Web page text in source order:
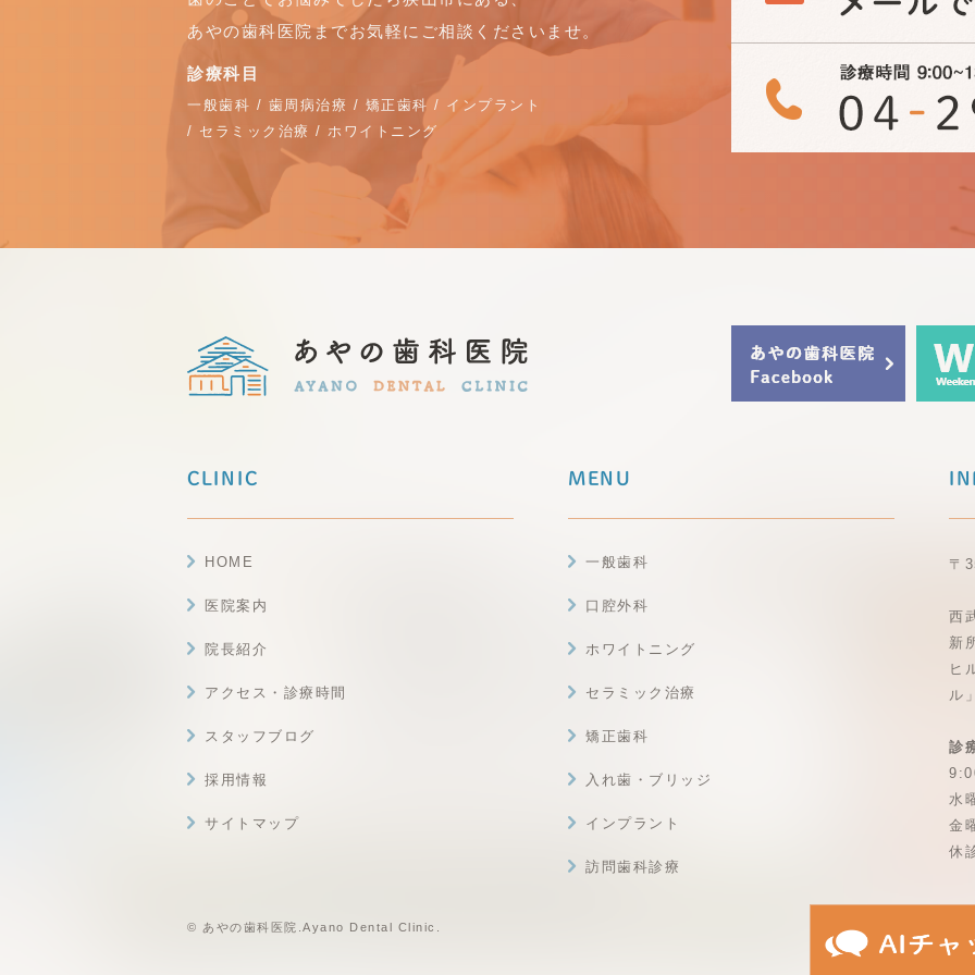
あやの歯科医院までお気軽にご相談くださいませ。
診療科目
一般歯科 / 歯周病治療 / 矯正歯科 / インプラント
/ セラミック治療 / ホワイトニング
CLINIC
HOME
医院案内
院長紹介
アクセス・診療時間
スタッフブログ
採用情報
サイトマップ
MENU
一般歯科
口腔外科
ホワイトニング
セラミック治療
矯正歯科
入れ歯・ブリッジ
インプラント
訪問歯科診療
〒
西
新
ヒ
ル
診
水
金
休
© あやの歯科医院.Ayano Dental Clinic.